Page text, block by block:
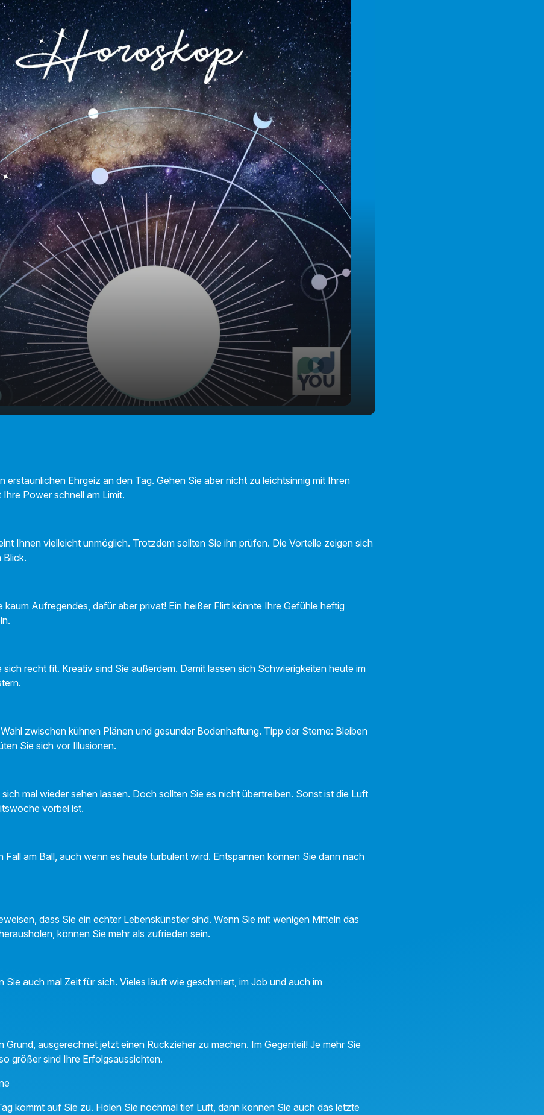
erstaunlichen Ehrgeiz an den Tag. Gehen Sie aber nicht zu leichtsinnig mit Ihren
Power schnell am Limit.
Ihnen vielleicht unmöglich. Trotzdem sollten Sie ihn prüfen. Die Vorteile zeigen sich
Blick.
kaum Aufregendes, dafür aber privat! Ein heißer Flirt könnte Ihre Gefühle heftig
sich recht fit. Kreativ sind Sie außerdem. Damit lassen sich Schwierigkeiten heute im
zwischen kühnen Plänen und gesunder Bodenhaftung. Tipp der Sterne: Bleiben
Sie sich vor Illusionen.
mal wieder sehen lassen. Doch sollten Sie es nicht übertreiben. Sonst ist die Luft
vorbei ist.
Fall am Ball, auch wenn es heute turbulent wird. Entspannen können Sie dann nach
dass Sie ein echter Lebenskünstler sind. Wenn Sie mit wenigen Mitteln das
können Sie mehr als zufrieden sein.
Sie auch mal Zeit für sich. Vieles läuft wie geschmiert, im Job und auch im
Grund, ausgerechnet jetzt einen Rückzieher zu machen. Im Gegenteil! Je mehr Sie
größer sind Ihre Erfolgsaussichten.
kommt auf Sie zu. Holen Sie nochmal tief Luft, dann können Sie auch das letzte